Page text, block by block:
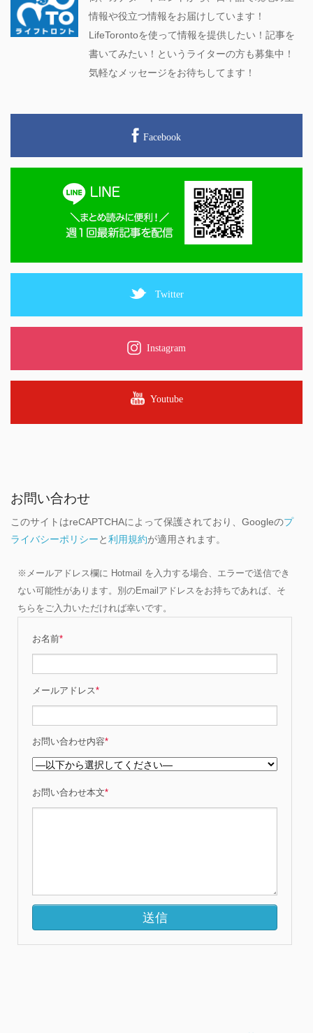
情報や役立つ情報をお届けしています！
LifeTorontoを使って情報を提供したい！記事を
書いてみたい！というライターの方も募集中！
気軽なメッセージをお待ちしてます！
Facebook
Twitter
Instagram
Youtube
お問い合わせ
このサイトはreCAPTCHAによって保護されており、Googleのプ
ライバシーポリシーと利用規約が適用されます。
※メールアドレス欄に Hotmail を入力する場合、エラーで送信でき
ない可能性があります。別のEmailアドレスをお持ちであれば、そ
ちらをご入力いただければ幸いです。
お名前*
メールアドレス*
お問い合わせ内容*
お問い合わせ本文*